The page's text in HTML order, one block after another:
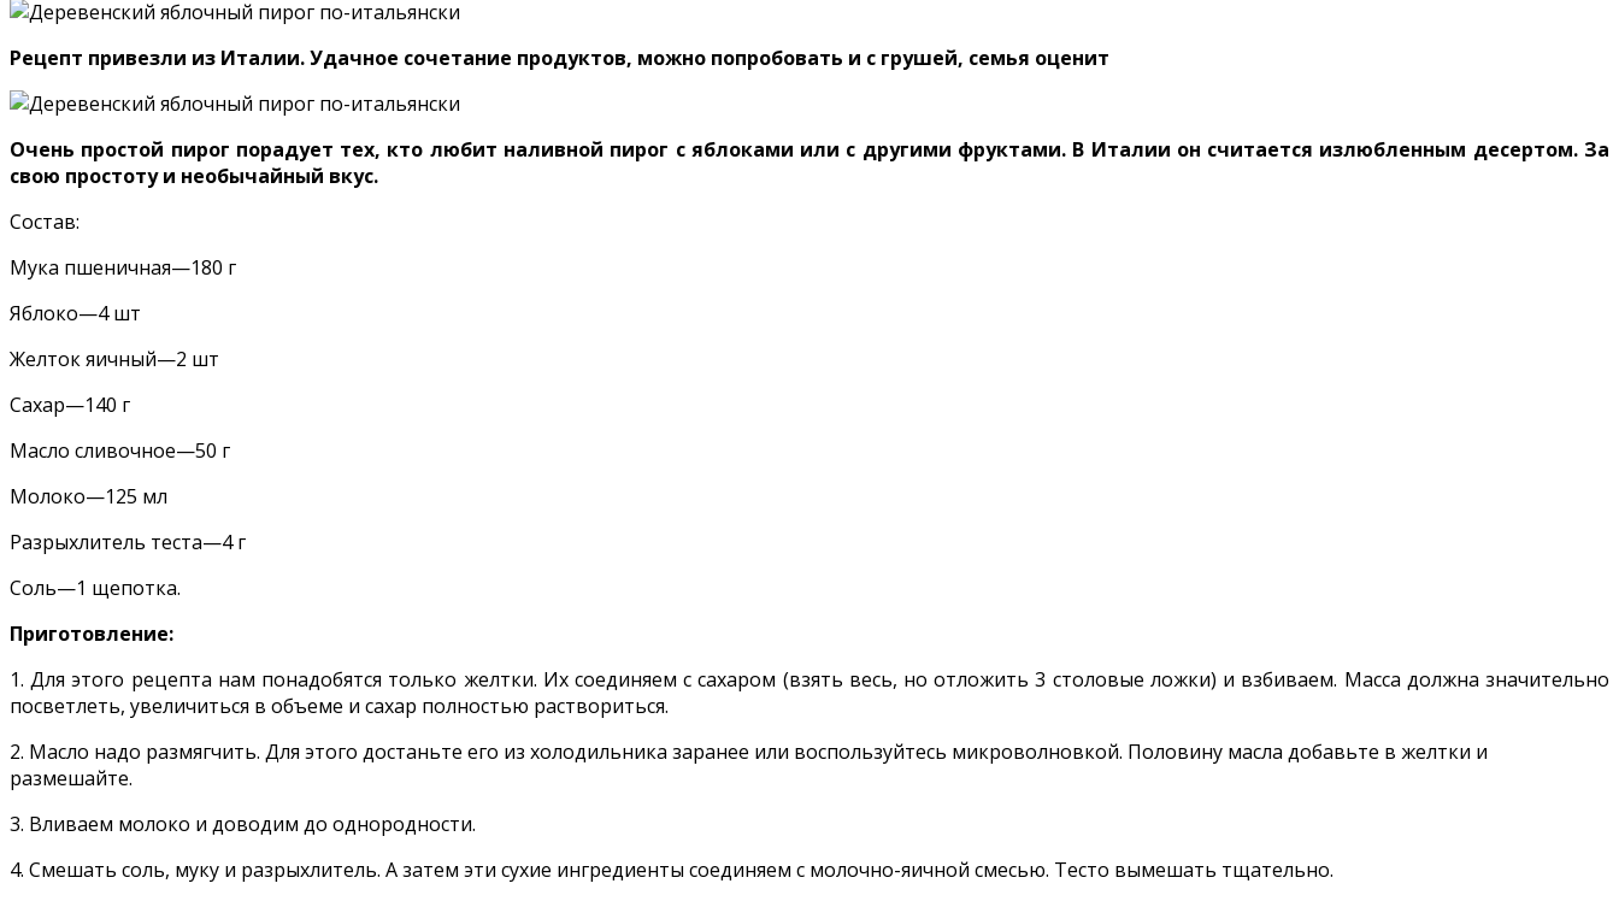
Рецепт привезли из Италии. Удачное сочетание продуктов, можно попробовать и с грушей, семья оценит
Очень простой пирог порадует тех, кто любит наливной пирог с яблоками или с другими фруктами. В Италии он считается излюбленным десертом. За
свою простоту и необычайный вкус.
Состав:
Мука пшеничная—180 г
Яблоко—4 шт
Желток яичный—2 шт
Сахар—140 г
Масло сливочное—50 г
Молоко—125 мл
Разрыхлитель теста—4 г
Соль—1 щепотка.
Приготовление:
1. Для этого рецепта нам понадобятся только желтки. Их соединяем с сахаром (взять весь, но отложить 3 столовые ложки) и взбиваем. Масса должна значительно
посветлеть, увеличиться в объеме и сахар полностью раствориться.
2. Масло надо размягчить. Для этого достаньте его из холодильника заранее или воспользуйтесь микроволновкой. Половину масла добавьте в желтки и
размешайте.
3. Вливаем молоко и доводим до однородности.
4. Смешать соль, муку и разрыхлитель. А затем эти сухие ингредиенты соединяем с молочно-яичной смесью. Тесто вымешать тщательно.